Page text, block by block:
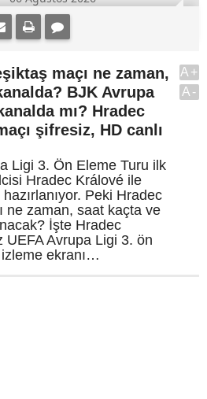
maçı ne zaman,
BJK Avrupa
mı? Hradec
şifresiz, HD canlı
Ligi 3. Ön Eleme Turu ilk
Hradec Králové ile
Peki Hradec
ne zaman, saat kaçta ve
İşte Hradec
Avrupa Ligi 3. ön
izleme ekranı…
A+
A-